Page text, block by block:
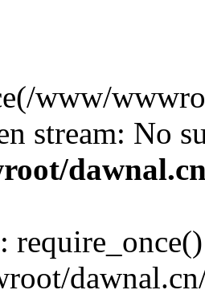
www/
stream: No
: